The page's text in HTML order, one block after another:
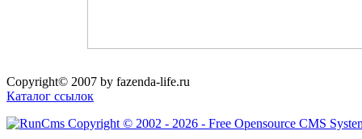
Copyright© 2007 by fazenda-life.ru
Каталог ссылок